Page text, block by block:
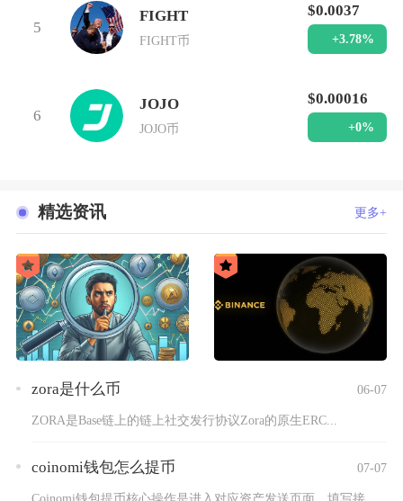
5
FIGHT
FIGHT币
$0.0037
+3.78%
6
JOJO
JOJO币
$0.00016
+0%
精选资讯 更多+
zora是什么币 06-07
ZORA是Base链上的链上社交发行协议Zora的原生ERC...
coinomi钱包怎么提币 07-07
Coinomi钱包提币核心操作是进入对应资产发送页面，填写接...